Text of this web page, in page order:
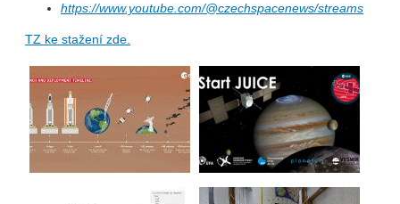
https://www.youtube.com/@czechspacenews/streams
TZ ke stažení zde.